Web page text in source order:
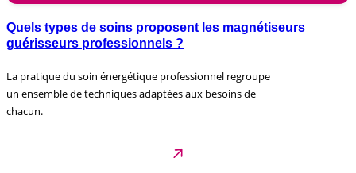
Quels types de soins proposent les magnétiseurs
guérisseurs professionnels ?
La pratique du soin énergétique professionnel regroupe
un ensemble de techniques adaptées aux besoins de
chacun.